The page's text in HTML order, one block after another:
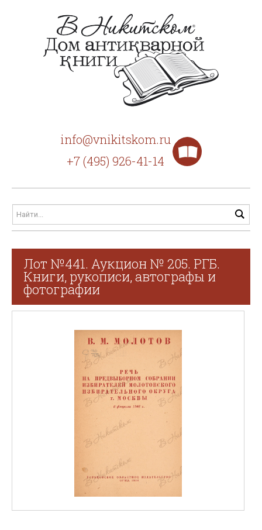
info@vnikitskom.ru
+7 (495) 926-41-14
Лот №441. Аукцион № 205. РГБ.
Книги, рукописи, автографы и
фотографии